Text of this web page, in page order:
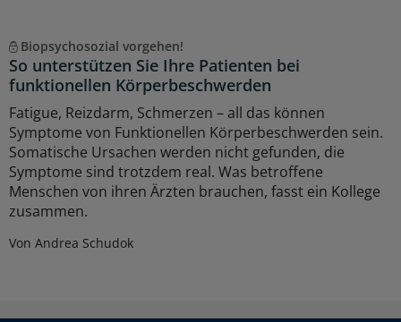
Biopsychosozial vorgehen!
So unterstützen Sie Ihre Patienten bei
funktionellen Körperbeschwerden
Fatigue, Reizdarm, Schmerzen – all das können
Symptome von Funktionellen Körperbeschwerden sein.
Somatische Ursachen werden nicht gefunden, die
Symptome sind trotzdem real. Was betroffene
Menschen von ihren Ärzten brauchen, fasst ein Kollege
zusammen.
Von Andrea Schudok